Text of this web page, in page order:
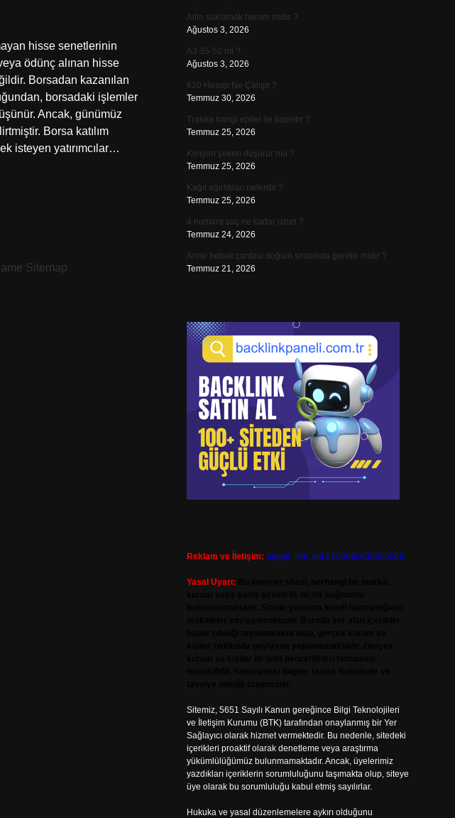
hisse senetlerinin
ödünç alınan hisse
Borsadan kazanılan
borsadaki işlemler
Ancak, günümüz
Borsa katılım
isteyen yatırımcılar…
Sitemap
Altın saklamak haram mıdır ?
Ağustos 3, 2026
A3 35-50 mi ?
Ağustos 3, 2026
620 Hesap Ne Çalışır ?
Temmuz 30, 2026
Trakea hangi epitel ile kaplıdır ?
Temmuz 25, 2026
Kimyon şekeri düşürür mü ?
Temmuz 25, 2026
Kağıt ağırlıkları nelerdir ?
Temmuz 25, 2026
4 numara saç ne kadar uzun ?
Temmuz 24, 2026
Anne bebek çantası doğum sırasında gerekli midir ?
Temmuz 21, 2026
Reklam ve İletişim: Skype: live:.cid.575569c608265c69
Yasal Uyarı:
Sitemiz, 5651 Sayılı Kanun gereğince Bilgi Teknolojileri
ve İletişim Kurumu (BTK) tarafından onaylanmış bir Yer
Sağlayıcı olarak hizmet vermektedir. Bu nedenle, sitedeki
içerikleri proaktif olarak denetleme veya araştırma
yükümlülüğümüz bulunmamaktadır. Ancak, üyelerimiz
yazdıkları içeriklerin sorumluluğunu taşımakta olup, siteye
üye olarak bu sorumluluğu kabul etmiş sayılırlar.
Hukuka ve yasal düzenlemelere aykırı olduğunu